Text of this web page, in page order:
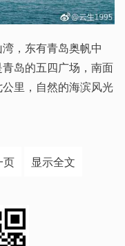
，东有青岛奥帆中
岛的五四广场，南面
里，自然的海滨风光
页 显示全文